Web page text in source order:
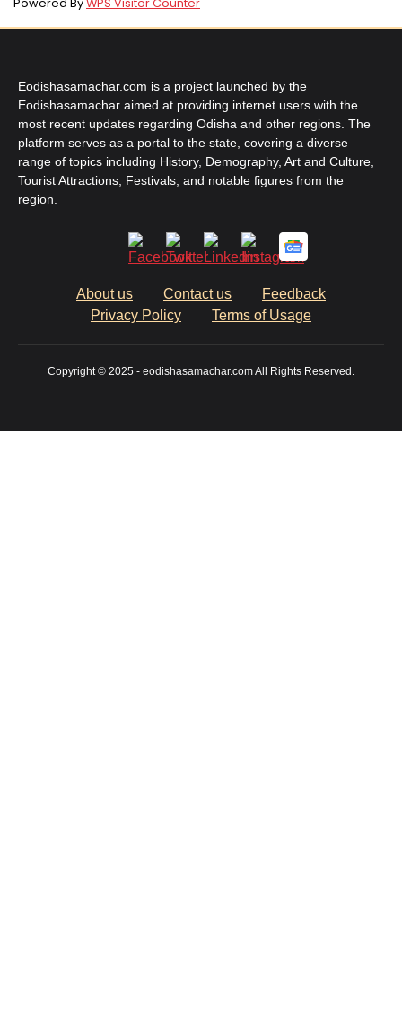
Eodishasamachar.com is a project launched by the
Eodishasamachar aimed at providing internet users with the
most recent updates regarding Odisha and other regions. The
platform serves as a portal to the state, covering a diverse
range of topics including History, Demography, Art and Culture,
Tourist Attractions, Festivals, and notable figures from the
region.
About us Contact us
Feedback
Privacy Policy
Terms of Usage
Copyright © 2025 - eodishasamachar.com All Rights Reserved.